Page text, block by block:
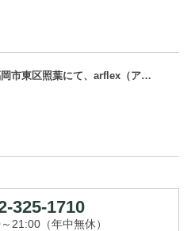
岡市東区照葉にて、arflex（ア…
325-1710
21:00（年中無休）